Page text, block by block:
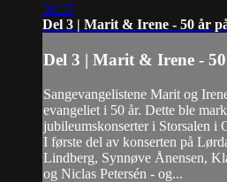
56:57
Del 3 | Marit & Irene - 50 år
Del 3 | Marit & Irene -
Sangevangelistene Marit og
evangeliet i 50 år. Dette ble
jubileumskonserter i Storsalen i
I første del av konserten på
Lindberg, Synnøve Ånensen,
og Niclas Petersén - og...